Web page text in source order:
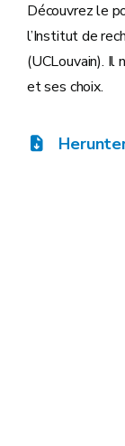
Découvrez le
l’Institut de
(UCLouvain). Il
et ses choix.